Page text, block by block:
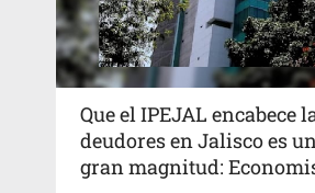
Que el IPEJAL encabece
deudores en Jalisco es
gran magnitud: